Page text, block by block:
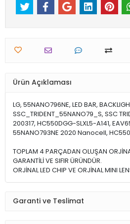
Ürün Açıklaması
LG, 55NANO796NE, LED BAR,
SSC_TRIDENT_55NANO79_S, SSC
200317, HC550DGG-SLXL5-A141,
55NANO793NE 2020 Nanocell,
TOPLAM 4 PARÇADAN OLUŞAN
GARANTİLİ VE SIFIR ÜRÜNDÜR.
ORJİNAL LED CHIP VE ORJİNAL MINI
Garanti ve Teslimat